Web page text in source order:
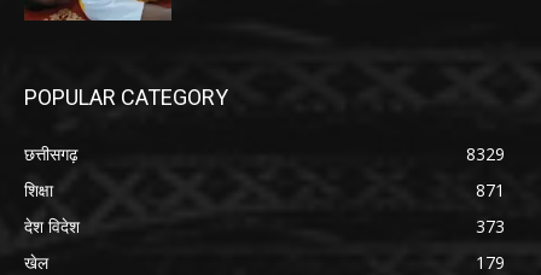
POPULAR CATEGORY
छत्तीसगढ़
8329
शिक्षा
871
देश विदेश
373
खेल
179